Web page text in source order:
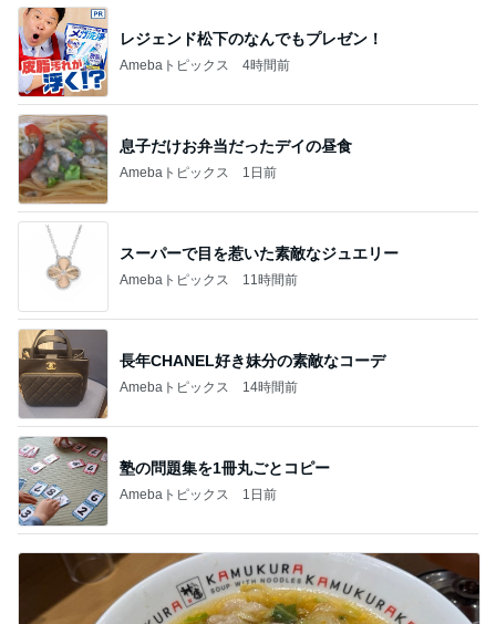
レジェンド松下のなんでもプレゼン！
Amebaトピックス 4時間前
息子だけお弁当だったデイの昼食
Amebaトピックス 1日前
スーパーで目を惹いた素敵なジュエリー
Amebaトピックス 11時間前
長年CHANEL好き妹分の素敵なコーデ
Amebaトピックス 14時間前
塾の問題集を1冊丸ごとコピー
Amebaトピックス 1日前